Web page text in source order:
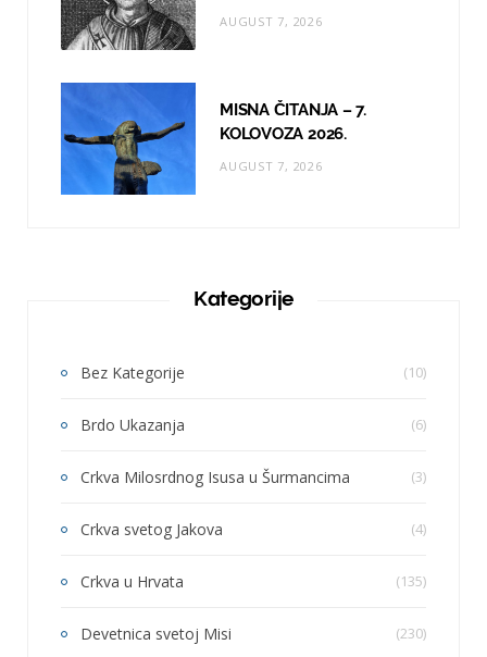
AUGUST 7, 2026
MISNA ČITANJA – 7.
KOLOVOZA 2026.
AUGUST 7, 2026
Kategorije
Bez Kategorije (10)
Brdo Ukazanja (6)
Crkva Milosrdnog Isusa u Šurmancima (3)
Crkva svetog Jakova (4)
Crkva u Hrvata (135)
Devetnica svetoj Misi (230)